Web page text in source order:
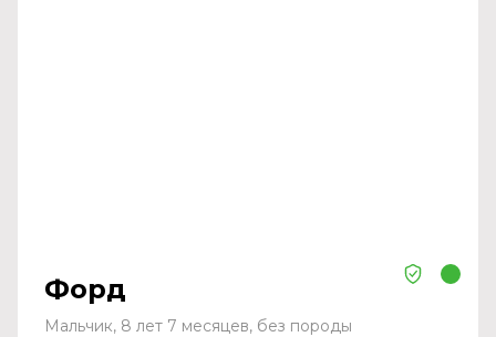
Форд
Мальчик, 8 лет 7 месяцев, без породы